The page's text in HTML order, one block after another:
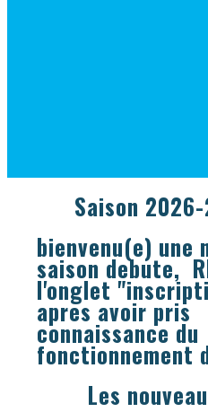
Saison
bienvenu(e) une
saison debute,
l'onglet
apres avoir pris
connaissance du
fonctionnement
Les